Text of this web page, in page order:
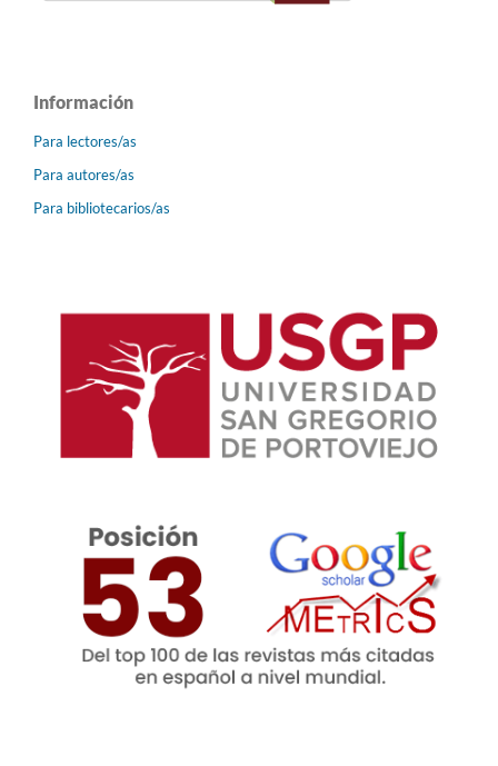
Información
Para lectores/as
Para autores/as
Para bibliotecarios/as